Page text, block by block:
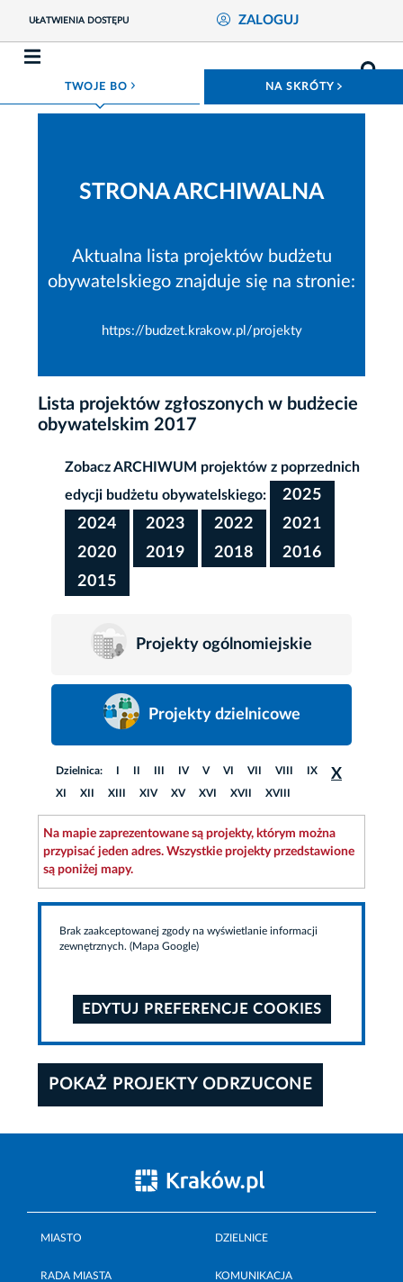
UŁATWIENIA DOSTĘPU ZALOGUJ
TWOJE BO ROZWIŃ MENU NA SKRÓTY
STRONA ARCHIWALNA
Aktualna lista projektów budżetu
obywatelskiego znajduje się na stronie:
https://budzet.krakow.pl/projekty
Lista projektów zgłoszonych w budżecie
obywatelskim 2017
Zobacz ARCHIWUM projektów z poprzednich
edycji budżetu obywatelskiego:
2025
2024
2023 2022
2021
2020
2019 2018
2016
2015
Projekty ogólnomiejskie
Projekty dzielnicowe
Dzielnica: I II III IV V VI VII VIII IX X
XI XII XIII XIV XV XVI XVII XVIII
Na mapie zaprezentowane są projekty, którym można
przypisać jeden adres. Wszystkie projekty przedstawione
są poniżej mapy.
Brak zaakceptowanej zgody na wyświetlanie informacji
zewnętrznych. (Mapa Google)
EDYTUJ PREFERENCJE COOKIES
POKAŻ PROJEKTY ODRZUCONE
MIASTO DZIELNICE
RADA MIASTA KOMUNIKACJA